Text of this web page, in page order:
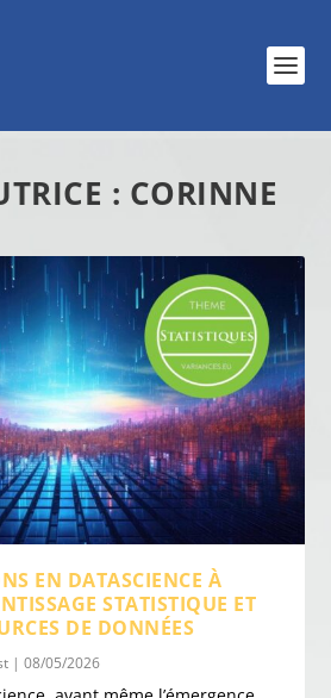
: CORINNE
EN DATASCIENCE À
STATISTIQUE ET
DE DONNÉES
|08/05/2026